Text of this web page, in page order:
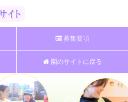
募集要項
園のサイトに戻る